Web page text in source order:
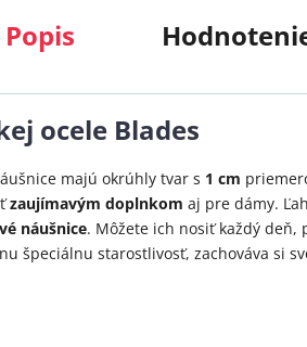
Popis
ocele Blades
majú okrúhly tvar s 1 cm
zaujímavým doplnkom aj pre dámy.
náušnice. Môžete ich nosiť každý deň,
špeciálnu starostlivosť, zachováva si